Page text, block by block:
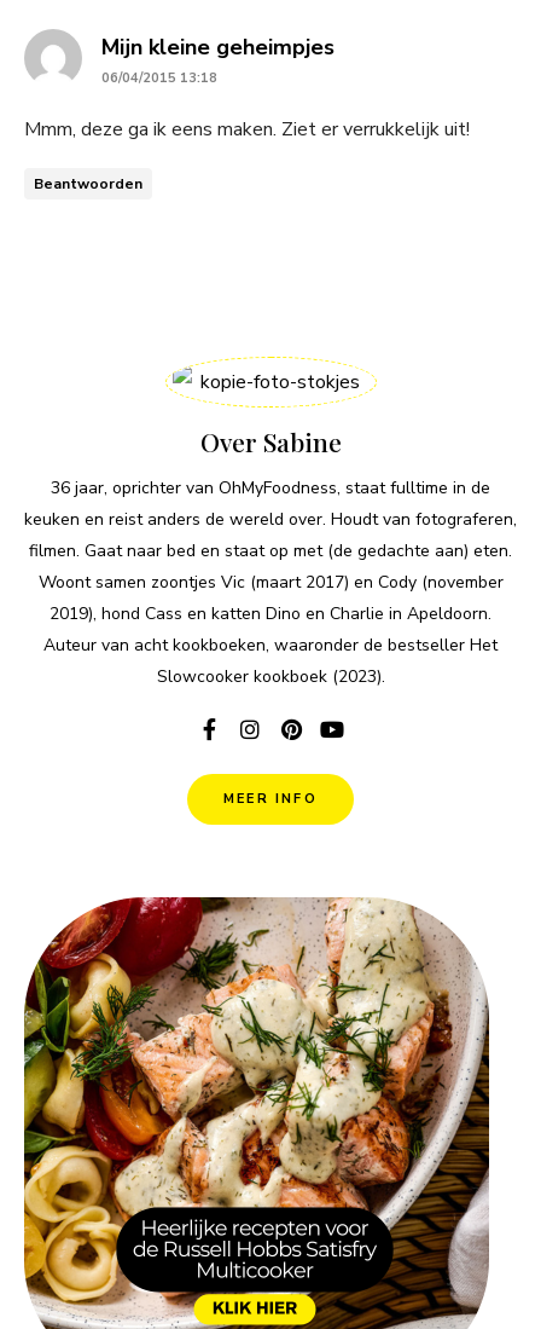
Mijn kleine geheimpjessays:
06/04/2015 13:18
Mmm, deze ga ik eens maken. Ziet er verrukkelijk uit!
Beantwoorden
Over Sabine
36 jaar, oprichter van OhMyFoodness, staat fulltime in de
keuken en reist anders de wereld over. Houdt van fotograferen,
filmen. Gaat naar bed en staat op met (de gedachte aan) eten.
Woont samen zoontjes Vic (maart 2017) en Cody (november
2019), hond Cass en katten Dino en Charlie in Apeldoorn.
Auteur van acht kookboeken, waaronder de bestseller Het
Slowcooker kookboek (2023).
MEER INFO